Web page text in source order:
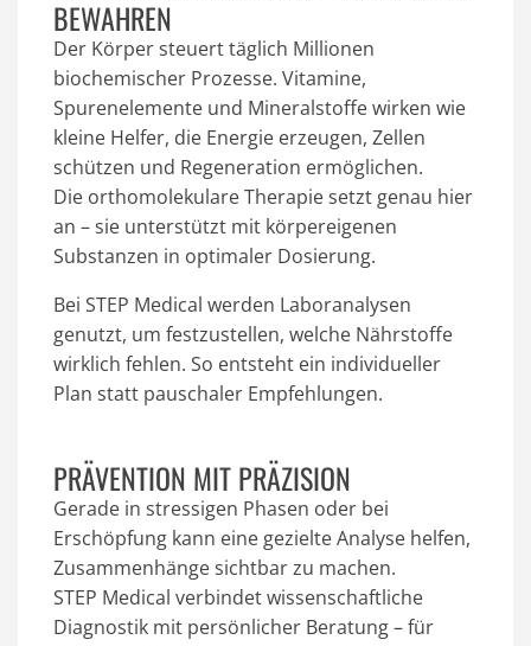
BEWAHREN
Der Körper steuert täglich Millionen
biochemischer Prozesse. Vitamine,
Spurenelemente und Mineralstoffewirken wie
kleine Helfer, die Energie erzeugen, Zellen
schützen und Regeneration ermöglichen.
Die orthomolekulare Therapiesetzt genau hier
an – sie unterstützt mit körpereigenen
Substanzen in optimaler Dosierung.
Bei STEP Medical werden Laboranalysen
genutzt, um festzustellen, welche Nährstoffe
wirklich fehlen. So entsteht ein individueller
Plan statt pauschaler Empfehlungen.
PRÄVENTION MIT PRÄZISION
Gerade in stressigen Phasen oder bei
Erschöpfung kann eine gezielte Analyse helfen,
Zusammenhänge sichtbar zu machen.
STEP Medical verbindetwissenschaftliche
Diagnostik mit persönlicher Beratung– für